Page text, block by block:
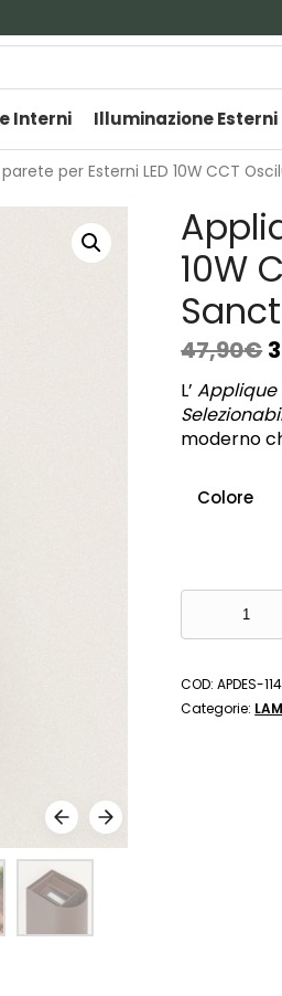
Interni Illuminazione Esterni
per Esterni LED 10W CCT
10W
47,90€
L’Applique
moderno
Colore
PER
ESTERNI
COD:APDES-
Categorie: